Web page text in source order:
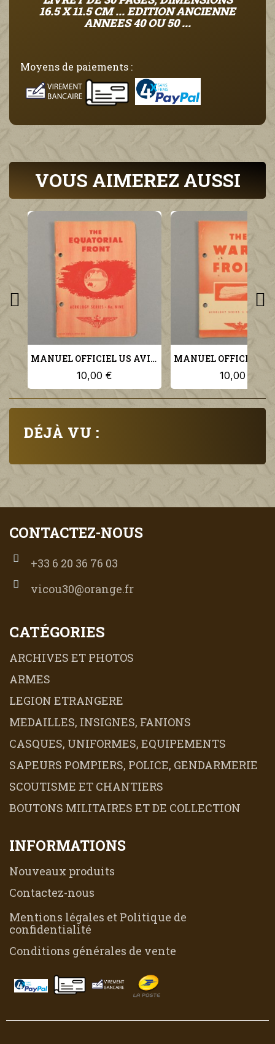
DÉJÀ VU :
16.5 X 11.5 CM ... EDITION ANCIENNE
ANNEES 40 OU 50 ...
Moyens de paiements :
VOUS AIMEREZ AUSSI
MANUEL OFFICIEL US AVIATION PILOTE THE EQUATORIAL FRONT US NAVY AEROLOGY SERIES N°9
10,00 € 10,00 €
CONTACTEZ-NOUS
+33 6 20 36 76 03
vicou30@orange.fr
CATÉGORIES
ARCHIVES ET PHOTOS
ARMES
LEGION ETRANGERE
MEDAILLES, INSIGNES, FANIONS
CASQUES, UNIFORMES, EQUIPEMENTS
SAPEURS POMPIERS, POLICE, GENDARMERIE
SCOUTISME ET CHANTIERS
BOUTONS MILITAIRES ET DE COLLECTION
INFORMATIONS
Nouveaux produits
Contactez-nous
Mentions légales et Politique de
confidentialité
Conditions générales de vente